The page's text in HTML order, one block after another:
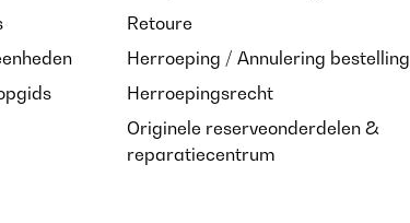
Retoure
Herroeping / Annulering bestelling
Herroepingsrecht
Originele reserveonderdelen &
reparatiecentrum